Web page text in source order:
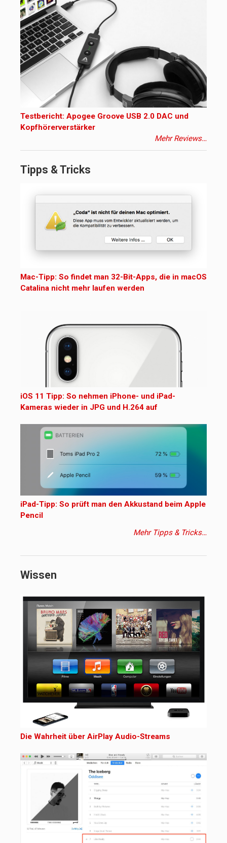
Testbericht: Apogee Groove USB 2.0 DAC und
Kopfhörerverstärker
Mehr Reviews…
Tipps & Tricks
Mac-Tipp: So findet man 32-Bit-Apps, die in macOS
Catalina nicht mehr laufen werden
iOS 11 Tipp: So nehmen iPhone- und iPad-
Kameras wieder in JPG und H.264 auf
iPad-Tipp: So prüft man den Akkustand beim Apple
Pencil
Mehr Tipps & Tricks…
Wissen
Die Wahrheit über AirPlay Audio-Streams